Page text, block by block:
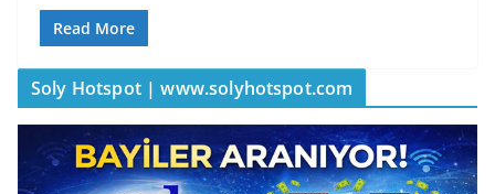
Read More
Soly Hotspot | www.solyhotspot.com